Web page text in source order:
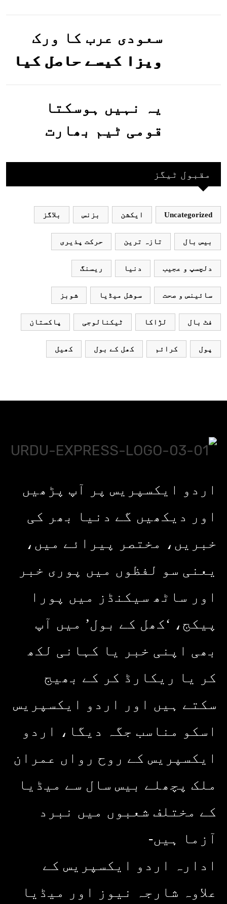
تصاویر وائرل ہو
گئیں
سعودی عرب کا ورک
ویزا کیسے حاصل کیا
جاسکتا ہے؟جانیے
یہ نہیں ہوسکتا
قومی ٹیم بھارت
بھارتی ٹیم پاکستانمقبول ٹیگز
Uncategorized ایکشن بزنس بلاگز
بیس بال تازہ ترین حرکت پذیری
دلچسپ و عجیب دنیا ریسنگ
سائینس و صحت سوشل میڈیا شوبز
فٹ بال لڑاکا ٹیکنالوجی پاکستان
پول کرائم کھل کے بول کھیل
اردو ایکسپریس پر آپ پڑھیں
اور دیکھیں گے دنیا بھر کی
خبریں، مختصر پیرائے میں،
یعنی سو لفظوں میں پوری خبر
اور ساٹھ سیکنڈز میں پورا
پیکج، ‘کھل کے بول’ میں آپ
بھی اپنی خبر یا کہانی لکھ
کر یا ریکارڈ کر کے بھیج
سکتے ہیں اور اردو ایکسپریس
اسکو مناسب جگہ دیگا، اردو
ایکسپریس کے روح رواں عمران
ملک پچھلے بیس سال سے میڈیا
کے مختلف شعبوں میں نبرد
آزما ہیں-
ادارہ اردو ایکسپریس کے
علاوہ شارجہ نیوز اور میڈیا